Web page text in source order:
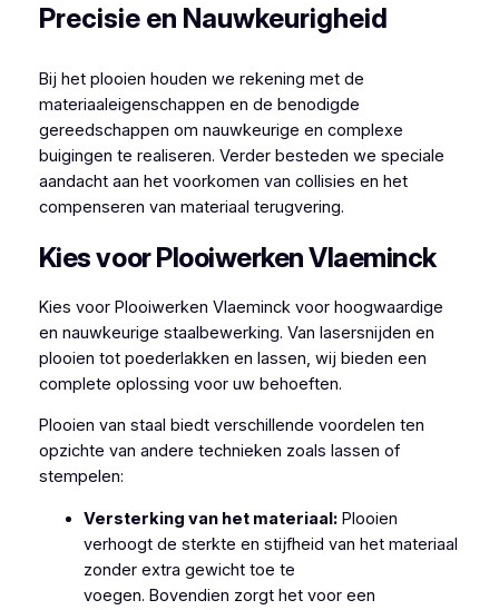
Precisie en Nauwkeurigheid
Bij het plooien houden we rekening met de
materiaaleigenschappen en de benodigde
gereedschappen om nauwkeurige en complexe
buigingen te realiseren. Verder besteden we speciale
aandacht aan het voorkomen van collisies en het
compenseren van materiaal terugvering.
Kies voor Plooiwerken Vlaeminck
Kies voor Plooiwerken Vlaeminck voor hoogwaardige
en nauwkeurige staalbewerking. Van lasersnijden en
plooien tot poederlakken en lassen, wij bieden een
complete oplossing voor uw behoeften.
Plooien van staal biedt verschillende voordelen ten
opzichte van andere technieken zoals lassen of
stempelen:
Versterking van het materiaal:Plooien
verhoogt de sterkte en stijfheid van het materiaal
zonder extra gewicht toe te
voegen. Bovendien zorgt het voor een